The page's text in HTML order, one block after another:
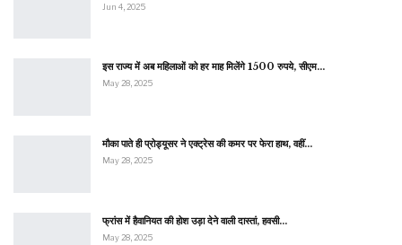
Jun 4, 2025
इस राज्य में अब महिलाओं को हर माह मिलेंगे 1500 रुपये, सीएम…
May 28, 2025
मौका पाते ही प्रोड्यूसर ने एक्ट्रेस की कमर पर फेरा हाथ, वहीं…
May 28, 2025
फ्रांस में हैवानियत की होश उड़ा देने वाली दास्तां, हवसी…
May 28, 2025